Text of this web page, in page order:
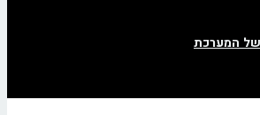
של המערכת